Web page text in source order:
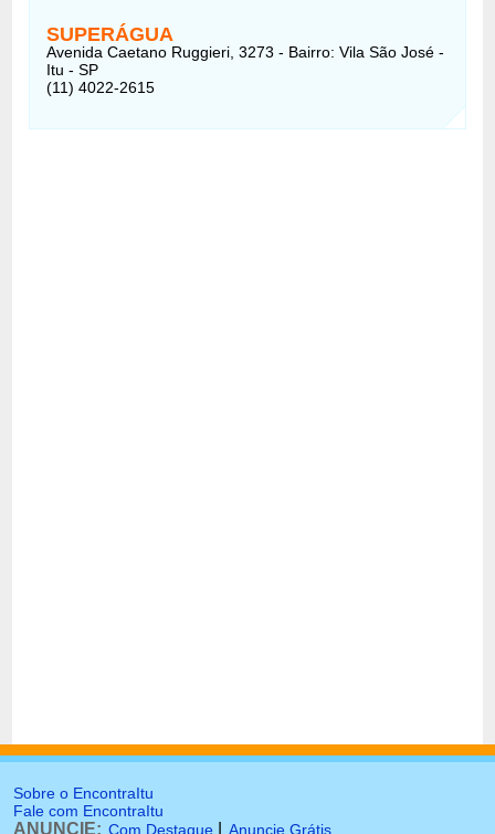
SUPERÁGUA
Avenida Caetano Ruggieri, 3273 - Bairro: Vila São José -
Itu - SP
(11) 4022-2615
Sobre o EncontraItu
Fale com EncontraItu
ANUNCIE: Com Destaque Anuncie Grátis